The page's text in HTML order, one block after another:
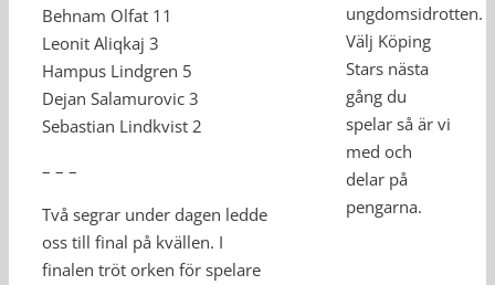
Behnam Olfat 11
Leonit Aliqkaj 3
Hampus Lindgren 5
Dejan Salamurovic 3
Sebastian Lindkvist 2
– – –
Två segrar under dagen ledde
oss till final på kvällen. I
finalen tröt orken för spelare
ungdomsidrotten.
Välj Köping
Stars nästa
gång du
spelar så är vi
med och
delar på
pengarna.